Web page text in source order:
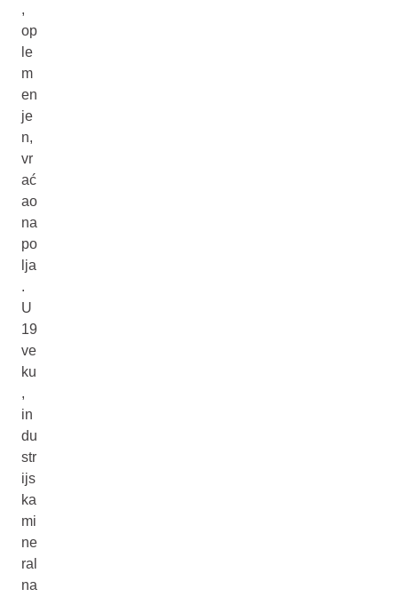
,
op
le
m
en
je
n,
vr
ać
ao
na
po
lja
.
U
19
ve
ku
,
in
du
str
ijs
ka
mi
ne
ral
na